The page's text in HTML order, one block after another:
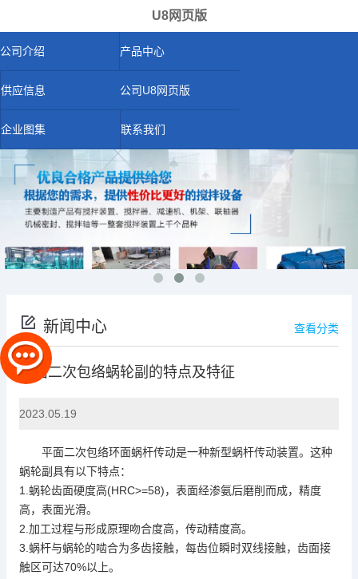
U8网页版
公司介绍 产品中心
供应信息 公司U8网页版
企业图集 联系我们
新闻中心 查看分类
平面二次包络蜗轮副的特点及特征
2023.05.19
平面二次包络环面蜗杆传动是一种新型蜗杆传动装置。这种
蜗轮副具有以下特点：
1.蜗轮齿面硬度高(HRC>=58)，表面经渗氨后磨削而成，精度
高，表面光滑。
2.加工过程与形成原理吻合度高，传动精度高。
3.蜗杆与蜗轮的啮合为多齿接触，每齿位瞬时双线接触，齿面接
触区可达70%以上。